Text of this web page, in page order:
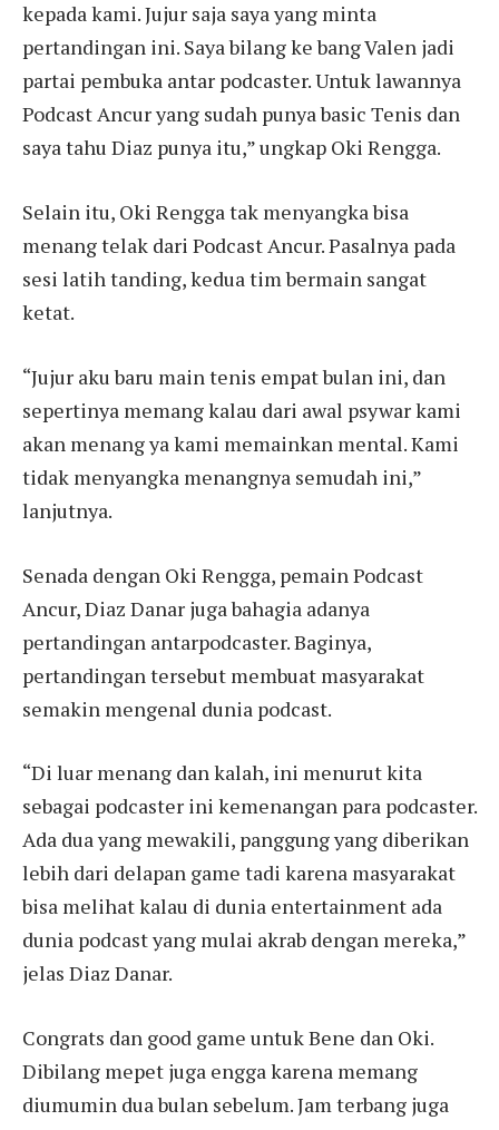
kepada kami. Jujur saja saya yang minta
pertandingan ini. Saya bilang ke bang Valen jadi
partai pembuka antar podcaster. Untuk lawannya
Podcast Ancur yang sudah punya basic Tenis dan
saya tahu Diaz punya itu,” ungkap Oki Rengga.
Selain itu, Oki Rengga tak menyangka bisa
menang telak dari Podcast Ancur. Pasalnya pada
sesi latih tanding, kedua tim bermain sangat
ketat.
“Jujur aku baru main tenis empat bulan ini, dan
sepertinya memang kalau dari awal psywar kami
akan menang ya kami memainkan mental. Kami
tidak menyangka menangnya semudah ini,”
lanjutnya.
Senada dengan Oki Rengga, pemain Podcast
Ancur, Diaz Danar juga bahagia adanya
pertandingan antarpodcaster. Baginya,
pertandingan tersebut membuat masyarakat
semakin mengenal dunia podcast.
“Di luar menang dan kalah, ini menurut kita
sebagai podcaster ini kemenangan para podcaster.
Ada dua yang mewakili, panggung yang diberikan
lebih dari delapan game tadi karena masyarakat
bisa melihat kalau di dunia entertainment ada
dunia podcast yang mulai akrab dengan mereka,”
jelas Diaz Danar.
Congrats dan good game untuk Bene dan Oki.
Dibilang mepet juga engga karena memang
diumumin dua bulan sebelum. Jam terbang juga